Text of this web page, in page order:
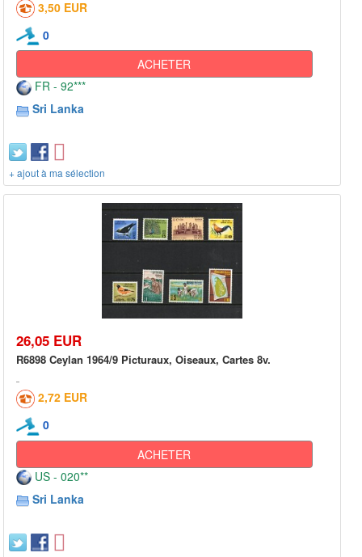
3,50 EUR
0
ACHETER
FR - 92***
Sri Lanka
+ ajout à ma sélection
26,05 EUR
R6898 Ceylan 1964/9 Picturaux, Oiseaux, Cartes 8v.
2,72 EUR
0
ACHETER
US - 020**
Sri Lanka